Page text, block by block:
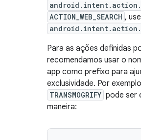
ACTION_WEB_SEARCH , use
Para as ações definidas
recomendamos usar o
app como prefixo para
exclusividade. Por
TRANSMOGRIFY pode ser
maneira: